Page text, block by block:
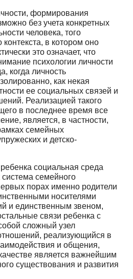
формирования
без учета конкретных
человека, того
в котором оно
это означает, что
психологии личности
когда личность
как некая
ее социальных связей и
Реализацией такого
в последнее время все
является, в частности,
семейных
и детско-
социальная среда
семейного
порах именно родители
носителями
и единственным звеном,
связи ребенка с
сложный узел
реализующийся в
и общения,
является важнейшим
существования и развития